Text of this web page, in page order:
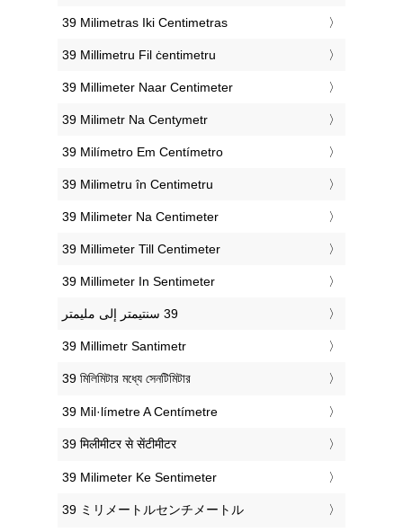
‎39 Milimetras Iki Centimetras
‎39 Millimetru Fil ċentimetru
‎39 Millimeter Naar Centimeter
‎39 Milimetr Na Centymetr
‎39 Milímetro Em Centímetro
‎39 Milimetru în Centimetru
‎39 Milimeter Na Centimeter
‎39 Millimeter Till Centimeter
‎39 Millimeter In Sentimeter
‎39 Millimetr Santimetr
‎39 মিলিমিটার মধ্যে সেনটিমিটার
‎39 Mil·límetre A Centímetre
‎39 मिलीमीटर से सेंटीमीटर
‎39 Milimeter Ke Sentimeter
‎39 ミリメートルセンチメートル